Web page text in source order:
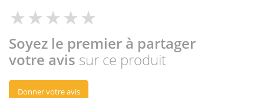
Soyez le premier à partager
votre avis sur ce produit
Donner votre avis